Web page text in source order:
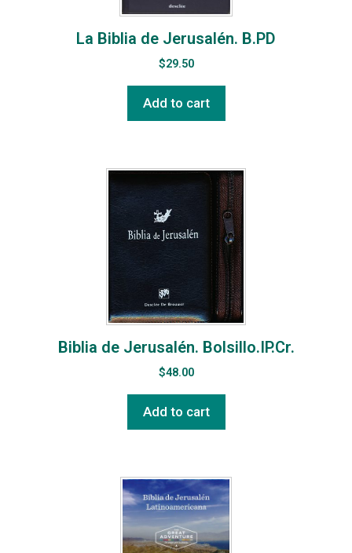
La Biblia de Jerusalén. B.PD
$29.50
Add to cart
Biblia de Jerusalén. Bolsillo.IP.Cr.
$48.00
Add to cart